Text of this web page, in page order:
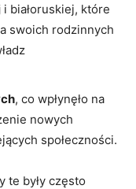
i białoruskiej, które
swoich rodzinnych
, co wpłynęło na
nowych
społeczności.
te były często